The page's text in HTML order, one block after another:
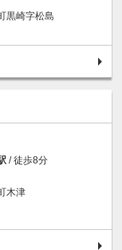
黒崎字松島
/ 徒歩8分
木津